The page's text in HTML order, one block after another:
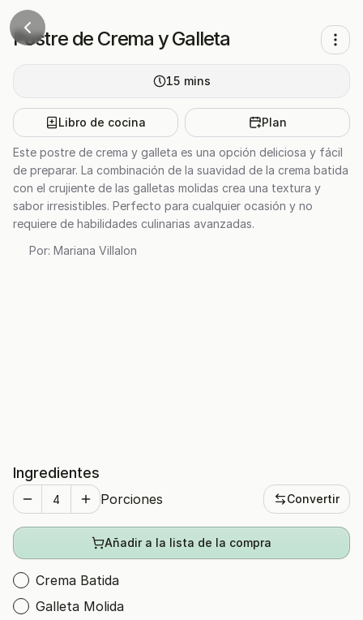
Postre de Crema y Galleta
15 mins
Libro de cocina Plan
Este postre de crema y galleta es una opción deliciosa y fácil
de preparar. La combinación de la suavidad de la crema batida
con el crujiente de las galletas molidas crea una textura y
sabor irresistibles. Perfecto para cualquier ocasión y no
requiere de habilidades culinarias avanzadas.
Por: Mariana Villalon
Ingredientes
Porciones Convertir
Añadir a la lista de la compra
Crema Batida
Galleta Molida